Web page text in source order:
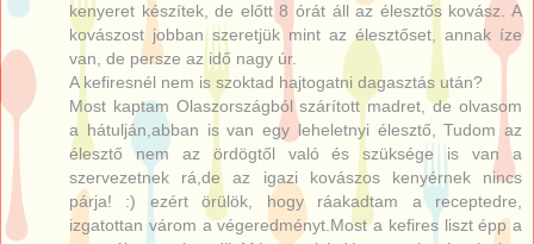
kenyeret készítek, de előtt 8 órát áll az élesztős kovász. A
kovászost jobban szeretjük mint az élesztőset, annak íze
van, de persze az idő nagy úr.
A kefiresnél nem is szoktad hajtogatni dagasztás után?
Most kaptam Olaszországból szárított madret, de olvasom
a hátulján,abban is van egy leheletnyi élesztő, Tudom az
élesztő nem az ördögtől való és szüksége is van a
szervezetnek rá,de az igazi kovászos kenyérnek nincs
párja! :) ezért örülök, hogy ráakadtam a receptedre,
izgatottan várom a végeredményt.Most a kefires liszt épp a